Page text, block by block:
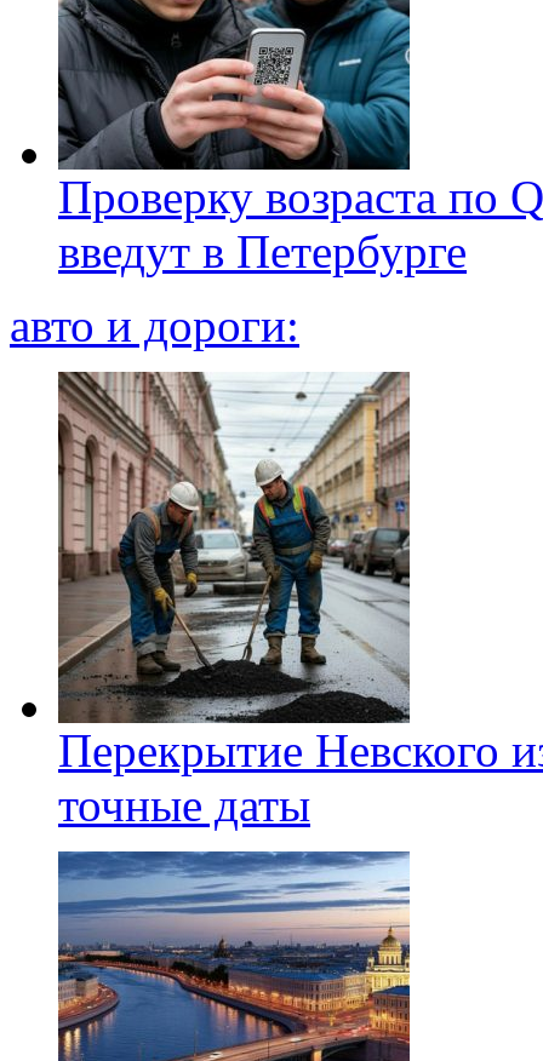
Проверку возраста по
введут в Петербурге
авто и дороги:
Перекрытие Невского
точные даты